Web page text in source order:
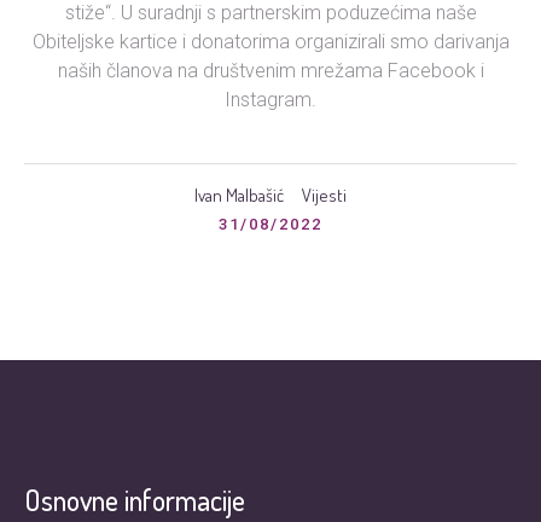
stiže“. U suradnji s partnerskim poduzećima naše
Obiteljske kartice i donatorima organizirali smo darivanja
naših članova na društvenim mrežama Facebook i
Instagram.
Ivan Malbašić Vijesti
31/08/2022
Osnovne informacije